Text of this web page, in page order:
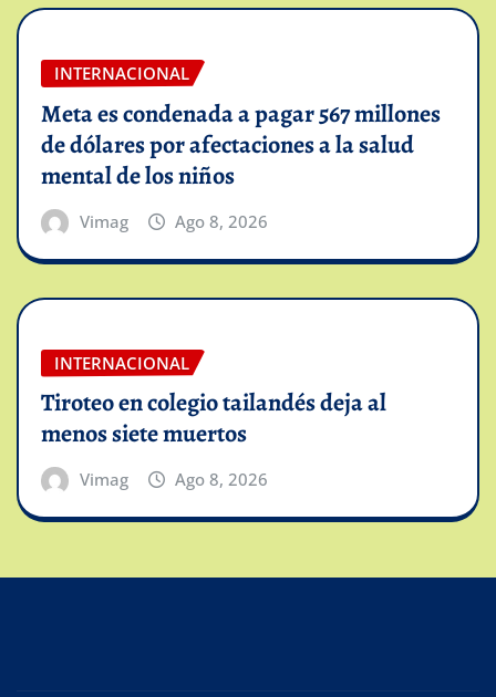
INTERNACIONAL
Meta es condenada a pagar 567 millones
de dólares por afectaciones a la salud
mental de los niños
Vimag Ago 8, 2026
INTERNACIONAL
Tiroteo en colegio tailandés deja al
menos siete muertos
Vimag Ago 8, 2026